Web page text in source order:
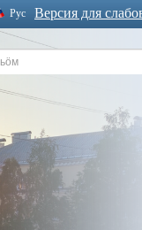
Версия для
Рус